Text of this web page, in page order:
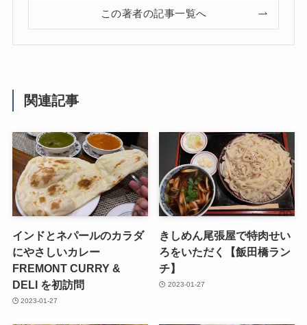
この著者の記事一覧へ
関連記事
インドとネパールのカラダ
にやさしいカレー
FREMONT CURRY &
DELI を初訪問
2023-01-27
きしめん尾張屋で特肉せい
ろをいただく【飯田橋ラン
チ】
2023-01-27